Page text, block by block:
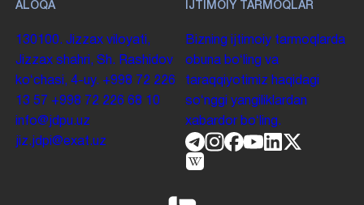
ALOQA
130100. Jizzax viloyati,
Jizzax shahri, Sh. Rashidov
koʻchasi, 4-uy. +998 72 226
13 57 +998 72 226 68 10
info@jdpu.uz
jiz.jdpi@exat.uz
IJTIMOIY TARMOQLAR
Bizning ijtimoiy tarmoqlarda
obuna boʻling va
taraqqiyotimiz haqidagi
soʻnggi yangiliklardan
xabardor boʻling.